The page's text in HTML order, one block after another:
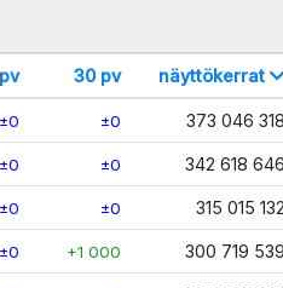
30 pv näyttökerrat
±0 ±0 373 046 318
±0 ±0 342 618 646
±0 ±0 315 015 132
±0 +1 000 300 719 539